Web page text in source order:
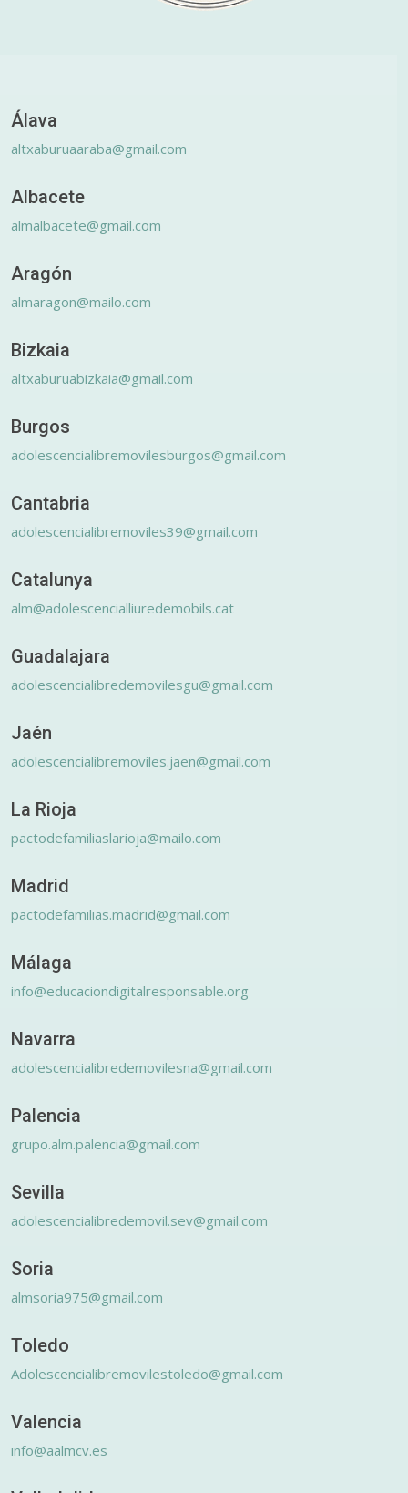
Álava
altxaburuaaraba@gmail.com
Albacete
almalbacete@gmail.com
Aragón
almaragon@mailo.com
Bizkaia
altxaburuabizkaia@gmail.com
Burgos
adolescencialibremovilesburgos@gmail.com
Cantabria
adolescencialibremoviles39@gmail.com
Catalunya
alm@adolescencialliuredemobils.cat
Guadalajara
adolescencialibredemovilesgu@gmail.com
Jaén
adolescencialibremoviles.jaen@gmail.com
La Rioja
pactodefamiliaslarioja@mailo.com
Madrid
pactodefamilias.madrid@gmail.com
Málaga
info@educaciondigitalresponsable.org
Navarra
adolescencialibredemovilesna@gmail.com
Palencia
grupo.alm.palencia@gmail.com
Sevilla
adolescencialibredemovil.sev@gmail.com
Soria
almsoria975@gmail.com
Toledo
Adolescencialibremovilestoledo@gmail.com
Valencia
info@aalmcv.es